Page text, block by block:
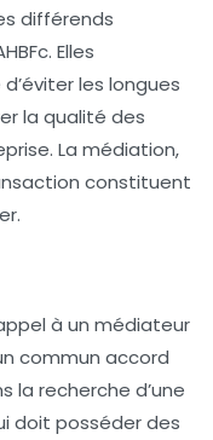
différends
Elles
les longues
la qualité des
La médiation,
constituent
à un médiateur
commun accord
la recherche d’une
doit posséder des